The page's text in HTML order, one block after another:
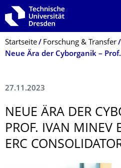
Zur Hauptnavigation springen
Zur Suche springen
Zum Inhalt springen
Breadcrumb-Menü
Startseite Forschung & Transfer
27.11.2023
NEUE ÄRA DER
PROF. IVAN MINEV
ERC